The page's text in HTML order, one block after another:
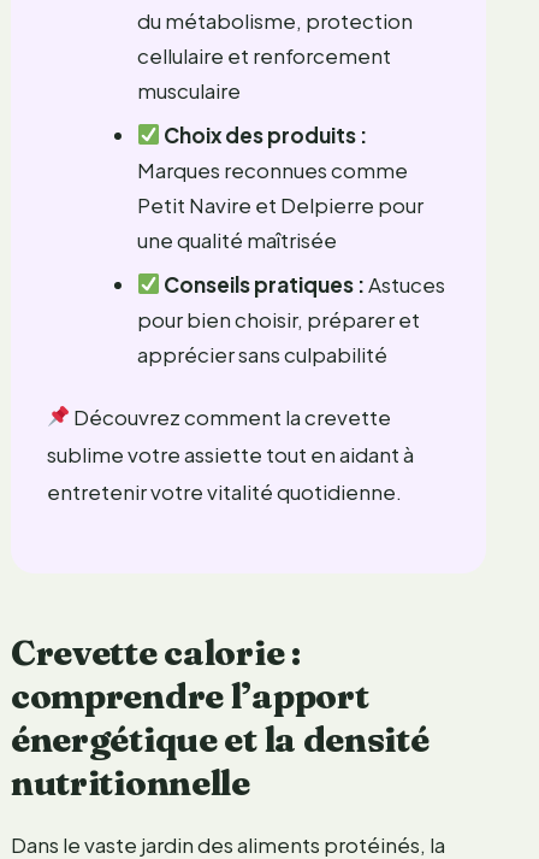
du métabolisme, protection
cellulaire et renforcement
musculaire
Choix des produits :
Marques reconnues comme
Petit Navire et Delpierre pour
une qualité maîtrisée
Conseils pratiques :Astuces
pour bien choisir, préparer et
apprécier sans culpabilité
Découvrez comment la crevette
sublime votre assiette tout en aidant à
entretenir votre vitalité quotidienne.
Crevette calorie :
comprendre l’apport
énergétique et la densité
nutritionnelle
Dans le vaste jardin des aliments protéinés, la